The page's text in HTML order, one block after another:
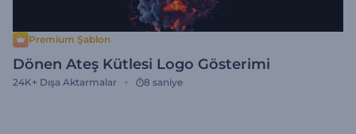
Premium Şablon
Dönen Ateş Kütlesi Logo Gösterimi
24K+ Dışa Aktarmalar 8 saniye